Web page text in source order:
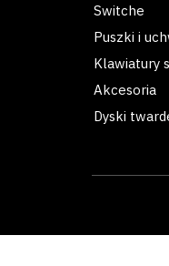
Switche
Puszki i
Klawiatury
Akcesoria
Dyski